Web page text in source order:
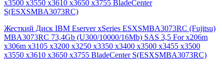
Жесткий Диск IBM Eserver xSeries ESXSMBA3073RC (Fujitsu)
MBA3073RC 73,4Gb (U300/10000/16Mb) SAS 3,5 For x206m
x306m x3105 x3200 x3250 x3350 x3400 x3500 x3455 x3500
x3550 x3610 x3650 x3755 BladeCenter S(ESXSMBA3073RC)